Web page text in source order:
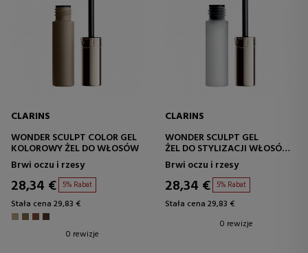
CLARINS
WONDER SCULPT COLOR GEL
KOLOROWY ŻEL DO WŁOSÓW
Brwi oczu i rzesy
28,34 € 5% Rabat
Stała cena 29,83 €
0 rewizje
CLARINS
WONDER SCULPT GEL
ŻEL DO STYLIZACJI WŁOSÓW
CLEAR
Brwi oczu i rzesy
28,34 € 5% Rabat
Stała cena 29,83 €
0 rewizje